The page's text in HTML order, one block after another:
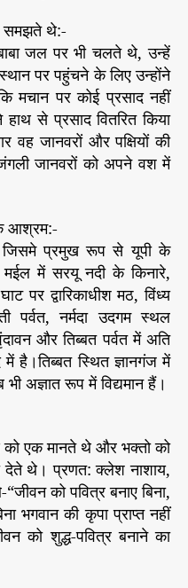
समझते थे:-
जल पर भी चलते थे, उन्हें
स्थान पर पहुंचने के लिए उन्होंने
मचान पर कोई प्रसाद नहीं
से प्रसाद वितरित किया
जानवरों और पक्षियों की
जानवरों को अपने वश में
आश्रम:-
जिसमे प्रमुख रूप से यूपी के
में सरयू नदी के किनारे,
पर द्वारिकाधीश मठ, विंध्य
पर्वत, नर्मदा उदगम स्थल
और तिब्बत पर्वत में अति
में है।तिब्बत स्थित ज्ञानगंज में
अज्ञात रूप में विद्यमान हैं।
को एक मानते थे और भक्तो को
देते थे। प्रणत: क्लेश नाशाय,
को पवित्र बनाए बिना,
भगवान की कृपा प्राप्त नहीं
को शुद्ध-पवित्र बनाने का